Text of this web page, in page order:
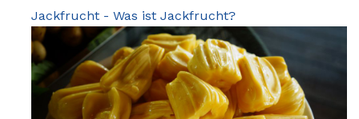
Jackfrucht - Was ist Jackfrucht?